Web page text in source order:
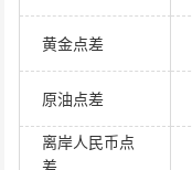
黄金点差
原油点差
离岸人民币点